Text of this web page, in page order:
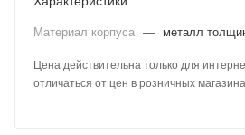
Материал корпуса — металл
Цена действительна только для
отличаться от цен в розничных